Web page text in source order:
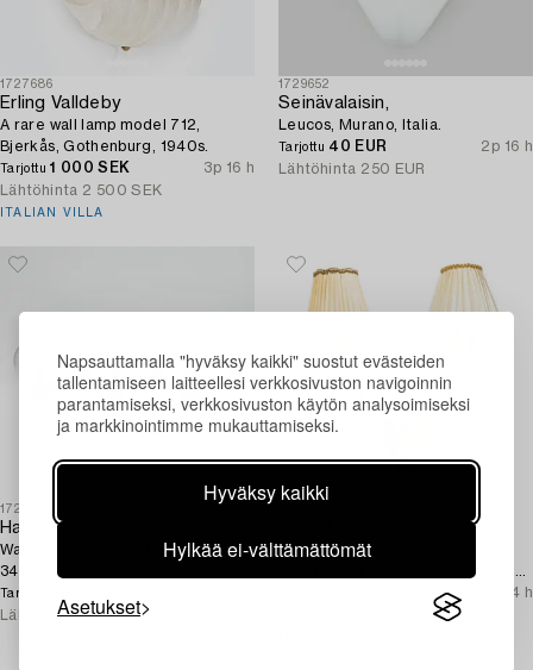
Napsauttamalla "hyväksy kaikki" suostut evästeiden
tallentamiseen laitteellesi verkkosivuston navigoinnin
parantamiseksi, verkkosivuston käytön analysoimiseksi
ja markkinointimme mukauttamiseksi.
Hyväksy kaikki
Hylkää ei-välttämättömät
Asetukset
1727686
Erling Valldeby
A rare wall lamp model 712,
Bjerkås, Gothenburg, 1940s.
Tarjottu1 000 SEK
3p 16 h
Lähtöhinta 2 500 SEK
ITALIAN VILLA
1729652
Seinävalaisin,
Leucos, Murano, Italia.
Tarjottu 40 EUR
2p 16 h
Lähtöhinta 250 EUR
1728551
Hans-Agne Jakobsson
Wall lamps, a set of three, V
343/B, Hans-Agne Jakobsson AB,
Markaryd, 1970s.
Tarjottu
Lähtöhinta 4 000 SEK
A wall lamp model 8651, Arvid
Böhlmarks Lampfabrik, Stockholm,
3p 14 h
3 000 SEK